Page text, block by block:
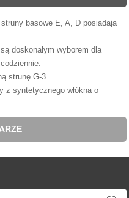
basowe E, A, D posiadają
doskonałym wyborem dla
strunę G-3.
z syntetycznego włókna o